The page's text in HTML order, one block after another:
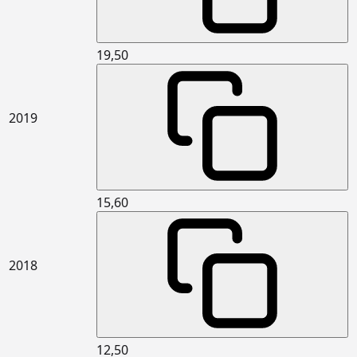
2019
19,50
2018
15,60
12,50
Yan ve üst kenarından
kenetlenebilen kiremit ile çatı
örtüsü yapılması (Sızdırmazlık Sınıfı:
Grup 1) (150 donma-çözülme
çevrimine dayanıklı) (2 Latalı sistem)
Basma mukavemeti en az 300 kPa,
0.030<Isıl iletkenlik katsayısı ≤ 0.035
W/(m.K) olan, 5 cm kalınlıkta (XPS
levhalar yüklenebilen) levhalar ile
yatayda (geleneksel gezilebilir teras
çatı vb.) ısı yalıtımı yapılması
5 cm kalınlıkta yüzeye dik çekme
mukavemeti en az 7,5kPa (TR7,5)
taşyünü levhalar ile dış duvarlarda
yalıtım sıvası yapılması (Mantolama)
6 cm kalınlıkta yüzeye dik çekme
taşyünü levhalar ile dış duvarlarda
dıştan ısı yalıtımı ve üzerine ısı
yalıtım sıvası yapılması (Mantolama)